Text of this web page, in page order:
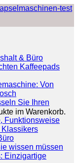
im Warenkorb.
& Büro
Kaffeepads
Von
Sie Ihren
Funktionsweise
wissen müssen
Einzigartige